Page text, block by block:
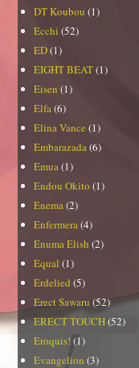
DT Koubou (1)
Ecchi (52)
ED(1)
EIGHT BEAT(1)
Eisen (1)
Elfa (6)
Elina Vance (1)
Embarazada (6)
Emua (1)
Endou Okito (1)
Enema (2)
Enfermera (4)
Enuma Elish (2)
Equal (1)
Erdelied (5)
Erect Sawaru (52)
ERECT TOUCH(52)
Eroquis! (1)
Evangelion (3)